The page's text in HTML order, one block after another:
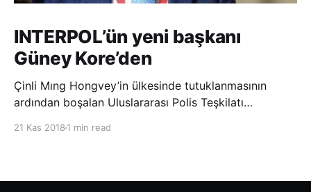
INTERPOL’ün yeni başkanı
Güney Kore’den
Çinli Mıng Hongvey’in ülkesinde tutuklanmasının
ardından boşalan Uluslararası Polis Teşkilatı
21 Kas 2018 1 min read